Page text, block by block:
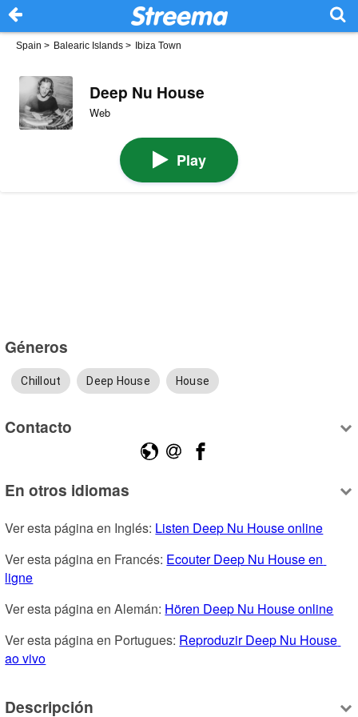
Spain > Balearic Islands > Ibiza Town
Deep Nu House
Web
Play
Géneros
Chillout Deep House House
Contacto
En otros idiomas
Ver esta página en Inglés: Listen Deep Nu House online
Ver esta página en Francés: Ecouter Deep Nu House en
ligne
Ver esta página en Alemán: Hören Deep Nu House online
Ver esta página en Portugues: Reproduzir Deep Nu House
ao vivo
Descripción